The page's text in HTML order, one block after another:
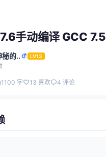
手动编译 GCC
秘的.. LV13
1100 字 13 喜欢 4 评论